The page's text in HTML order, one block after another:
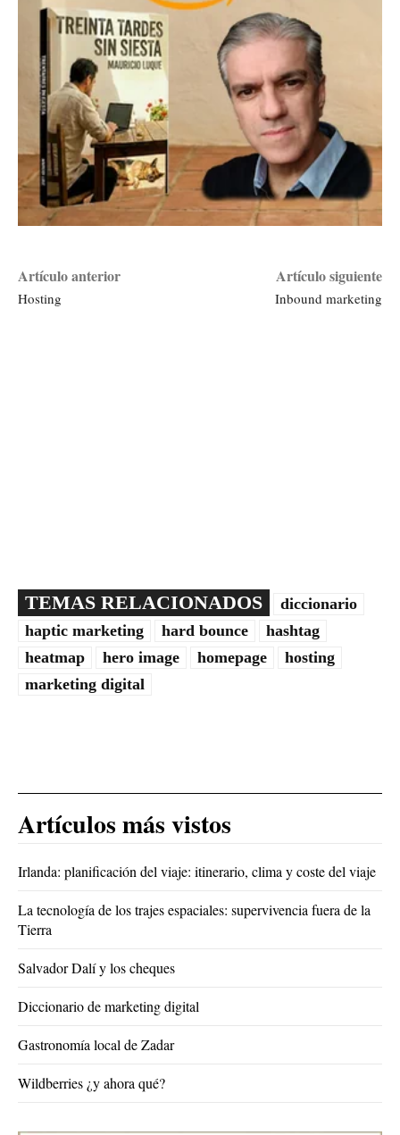
Artículo anterior
Hosting
Artículo siguiente
Inbound marketing
TEMAS RELACIONADOS
diccionario
haptic marketing
hard bounce
hashtag
heatmap
hero image homepage
hosting
marketing digital
Artículos más vistos
Irlanda: planificación del viaje: itinerario, clima y coste del viaje
La tecnología de los trajes espaciales: supervivencia fuera de la
Tierra
Salvador Dalí y los cheques
Diccionario de marketing digital
Gastronomía local de Zadar
Wildberries ¿y ahora qué?